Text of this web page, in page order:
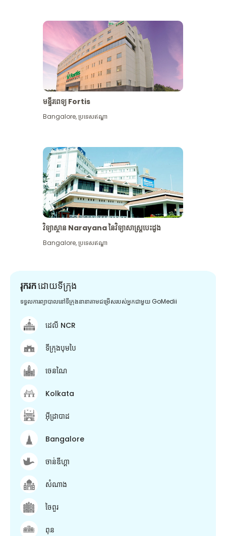
មន្ទីរពេទ្យ Fortis
Bangalore,ប្រទេសឥណ្ឌា
វិទ្យាស្ថាន Narayana នៃវិទ្យាសាស្រ្តបេះដូង
Bangalore,ប្រទេសឥណ្ឌា
រុករកដោយទីក្រុង
ទទួលការព្យាបាលនៅទីក្រុងនានាតាមជម្រើសរបស់អ្នកជាមួយ GoMedii
ដេលី NCR
ទីក្រុងបុមបៃ
ចេនណៃ
Kolkata
អ៊ីដ្រាបាដ
Bangalore
ចាន់ឌីហ្គា
សំណាង
ចៃពួរ
ពុន